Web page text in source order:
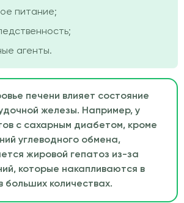
питание;
агенты.
печени влияет состояние
железы. Например, у
с сахарным диабетом, кроме
углеводного обмена,
жировой гепатоз из-за
которые накапливаются в
больших количествах.